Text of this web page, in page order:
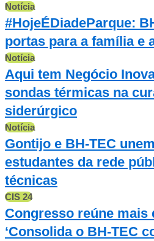
Notícia
#HojeÉDiadeParque:
portas para a família e
Notícia
Aqui tem Negócio
sondas térmicas na
siderúrgico
Notícia
Gontijo e BH-TEC
estudantes da rede
técnicas
CIS 24
Congresso reúne mais
‘Consolida o BH-TEC